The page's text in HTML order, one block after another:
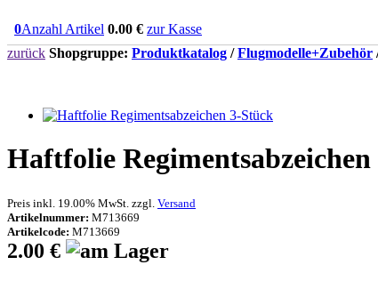
0Anzahl Artikel 0.00 € zur Kasse
zurück Shopgruppe: Produktkatalog /Flugmodelle+Zubehör
Haftfolie
Preis inkl. 19.00% MwSt. zzgl. Versand
Artikelnummer: M713669
Artikelcode: M713669
2.00 €